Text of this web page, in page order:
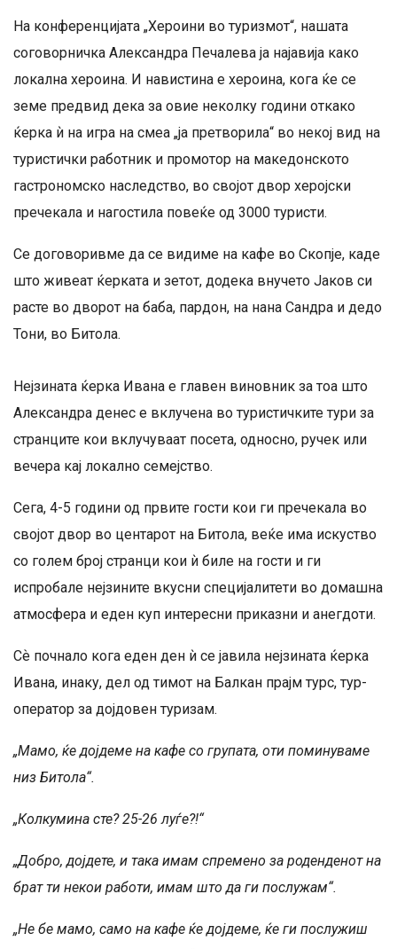
На конференцијата „Хероини во туризмот“, нашата
соговорничка Александра Печалева ја најавија како
локална хероина. И навистина е хероина, кога ќе се
земе предвид дека за овие неколку години откако
ќерка ѝ на игра на смеа „ја претворила“ во некој вид на
туристички работник и промотор на македонското
гастрономско наследство, во својот двор херојски
пречекала и нагостила повеќе од 3000 туристи.
Се договоривме да се видиме на кафе во Скопје, каде
што живеат ќерката и зетот, додека внучето Јаков си
расте во дворот на баба, пардон, на нана Сандра и дедо
Тони, во Битола.
Нејзината ќерка Ивана е главен виновник за тоа што
Александра денес е вклучена во туристичките тури за
странците кои вклучуваат посета, односно, ручек или
вечера кај локално семејство.
Сега, 4-5 години од првите гости кои ги пречекала во
својот двор во центарот на Битола, веќе има искуство
со голем број странци кои ѝ биле на гости и ги
испробале нејзините вкусни специјалитети во домашна
атмосфера и еден куп интересни приказни и анегдоти.
Сѐ почнало кога еден ден ѝ се јавила нејзината ќерка
Ивана, инаку, дел од тимот на Балкан прајм турс, тур-
оператор за дојдовен туризам.
„Мамо, ќе дојдеме на кафе со групата, оти поминуваме
низ Битола“.
„Колкумина сте? 25-26 луѓе?!“
„Добро, дојдете, и така имам спремено за роденденот на
брат ти некои работи, имам што да ги послужам“.
„Не бе мамо, само на кафе ќе дојдеме, ќе ги послужиш